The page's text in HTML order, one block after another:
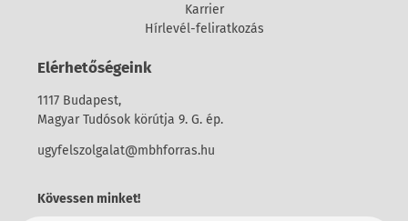
Karrier
Hírlevél-feliratkozás
Elérhetőségeink
1117 Budapest,
Magyar Tudósok körútja 9. G. ép.
ugyfelszolgalat@mbhforras.hu
Kövessen minket!